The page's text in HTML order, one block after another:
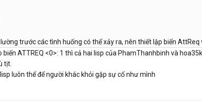
trước các tình huống có thể xảy ra, nên thiết lập biến AttReq
biến ATTREQ <0>: 1 thì cả hai lisp của PhamThanhbinh và
tịt.
luôn thể để người khác khỏi gặp sự cố như mình